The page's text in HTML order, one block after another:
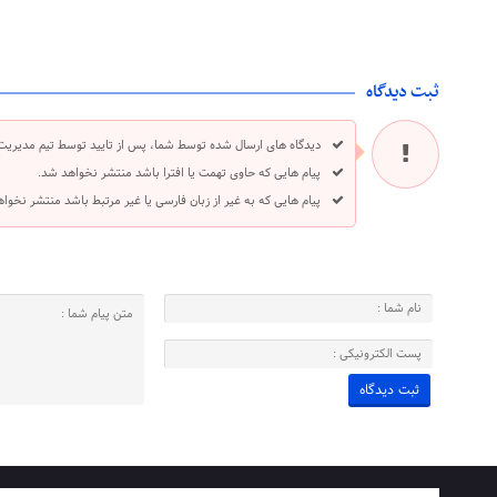
ثبت دیدگاه
دیدگاه های ارسال شده توسط شما، پس از تایید توسط تیم
پیام هایی که حاوی تهمت یا افترا باشد منتشر نخواهد شد.
پیام هایی که به غیر از زبان فارسی یا غیر مرتبط باشد منتشر